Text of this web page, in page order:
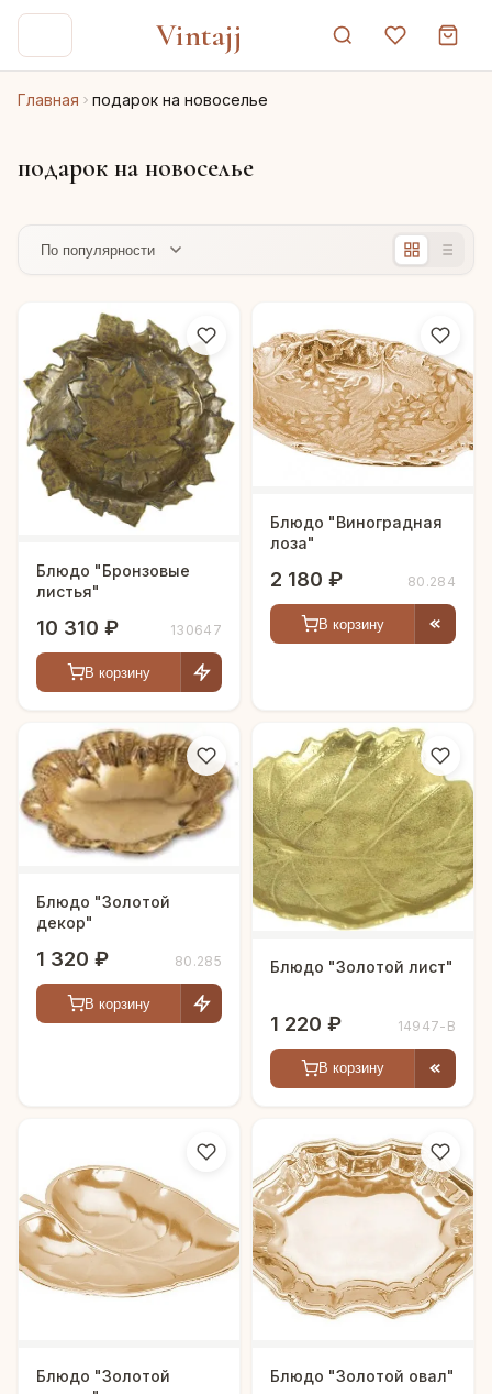
Vintajj
Главная подарок на новоселье
подарок на новоселье
Блюдо "Бронзовые
листья"
10 310 ₽ 130647
В корзину
Блюдо "Виноградная
лоза"
2 180 ₽ 80.284
В корзину
Блюдо "Золотой
декор"
1 320 ₽ 80.285
В корзину
Блюдо "Золотой лист"
1 220 ₽ 14947-В
В корзину
Блюдо "Золотой
Блюдо "Золотой овал"